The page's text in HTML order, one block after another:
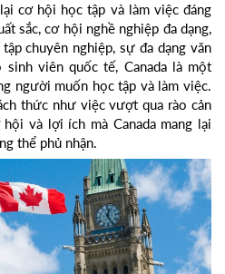
cơ hội học tập và làm việc đáng
sắc, cơ hội nghề nghiệp đa dạng,
chuyên nghiệp, sự đa dạng văn
viên quốc tế, Canada là một
người muốn học tập và làm việc.
thức như việc vượt qua rào cản
và lợi ích mà Canada mang lại
thể phủ nhận.